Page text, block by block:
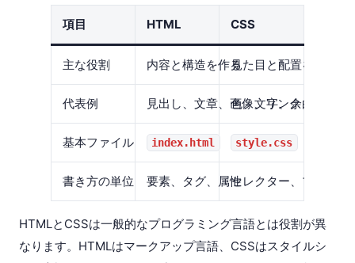
項目 HTML CSS
主な役割 内容と構造を作る見た目と配置を整える
代表例 見出し、文章、画像、リンク
色、文字、余白、枠線
基本ファイル index.html style.css
書き方の単位 要素、タグ、属性セレクター、プロパテ
HTMLとCSSは一般的なプログラミング言語とは役割が異
なります。HTMLはマークアップ言語、CSSはスタイルシ